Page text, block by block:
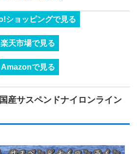
ショッピングで見る
楽天市場で見る
Amazonで見る
産サスペンドナイロンライン